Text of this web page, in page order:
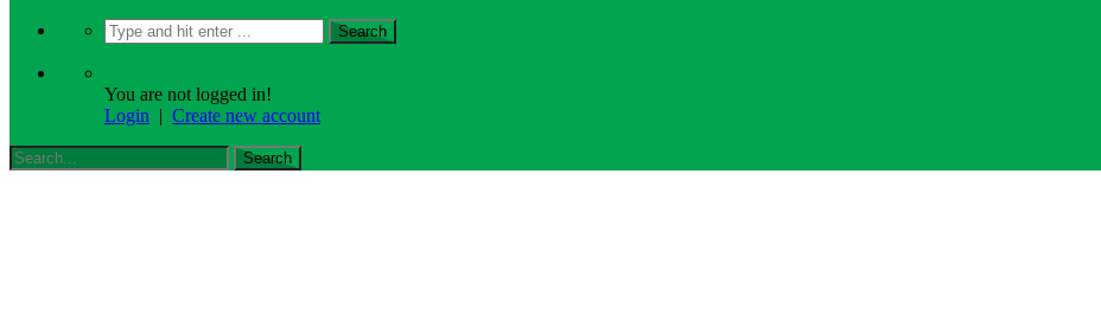
You are not logged in!
Login | Create new account